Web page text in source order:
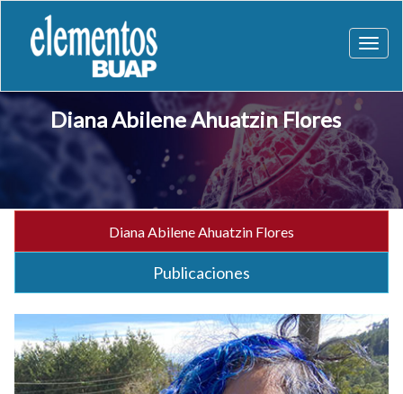
Diana Abilene Ahuatzin Flores
Diana Abilene Ahuatzin Flores
Publicaciones